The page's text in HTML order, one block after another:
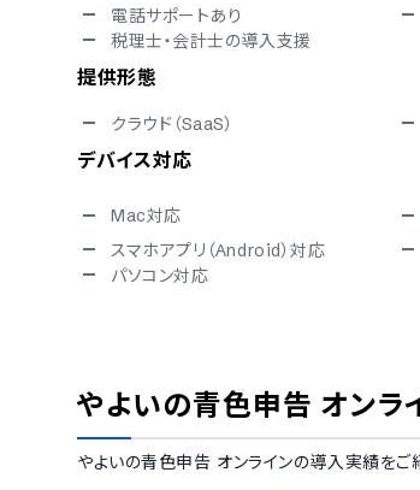
電話サポートあり
税理士・会計士の導入支援
提供形態
クラウド（SaaS）
デバイス対応
Mac対応
スマホアプリ（Android）対応
パソコン対応
シングルサインオン
ISO/IEC 27017（クラウドサービスセ
キュリティ）
権限管理機能
やよいの青色申告 オンラ
やよいの青色申告 オンラインの導入実績をご